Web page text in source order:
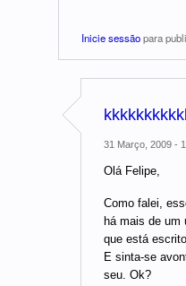
Inicie sessãopara
31 Março, 2009 -
Olá Felipe,
Como falei,
há mais de um
que está
E sinta-se
seu. Ok?